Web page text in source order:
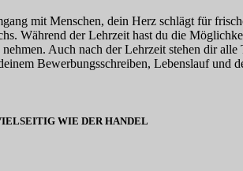
mit Menschen, dein Herz schlägt für
Während der Lehrzeit hast du die
Auch nach der Lehrzeit stehen dir
Bewerbungsschreiben, Lebenslauf und
WIE DER HANDEL